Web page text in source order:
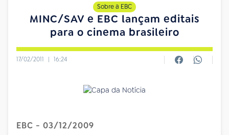
Sobre a EBC
MINC/SAV e EBC lançam editais
para o cinema brasileiro
17/02/2011 | 16:24
EBC - 03/12/2009